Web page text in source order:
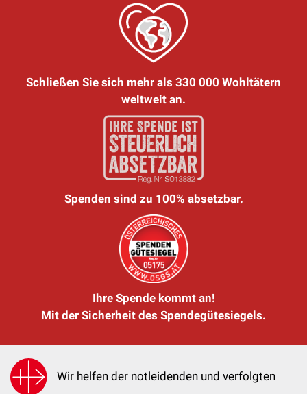
Schließen Sie sich mehr als 330 000 Wohltätern
weltweit an.
Spenden sind zu 100% absetzbar.
Ihre Spende kommt an!
Mit der Sicherheit des Spendegütesiegels.
Wir helfen der notleidenden und verfolgten